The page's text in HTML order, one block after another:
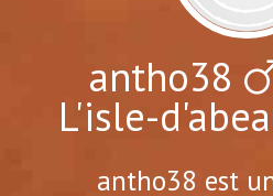
antho38
L'isle-
antho38 est